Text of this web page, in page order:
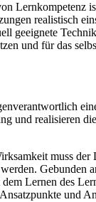
Lernkompetenz
realistisch
geeignete
und für das
und realisieren
muss der
Gebunden
Lernen des
und